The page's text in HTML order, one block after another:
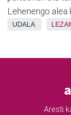
Lehenengo alea
UDALA
Aresti